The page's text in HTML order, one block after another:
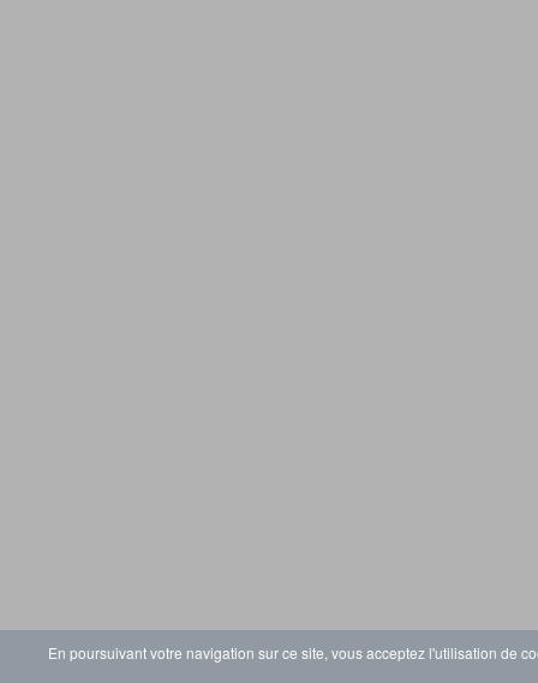
En poursuivant votre navigation sur ce site, vous acceptez l'utilisation de